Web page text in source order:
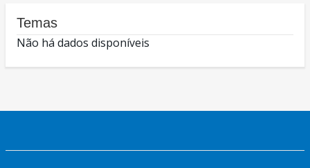
Temas
Não há dados disponíveis